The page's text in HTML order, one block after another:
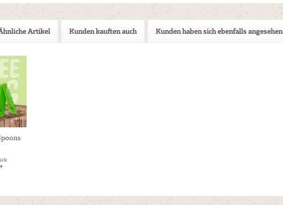
Artikel Kunden kauften auch Kunden haben sich ebenfalls angesehen